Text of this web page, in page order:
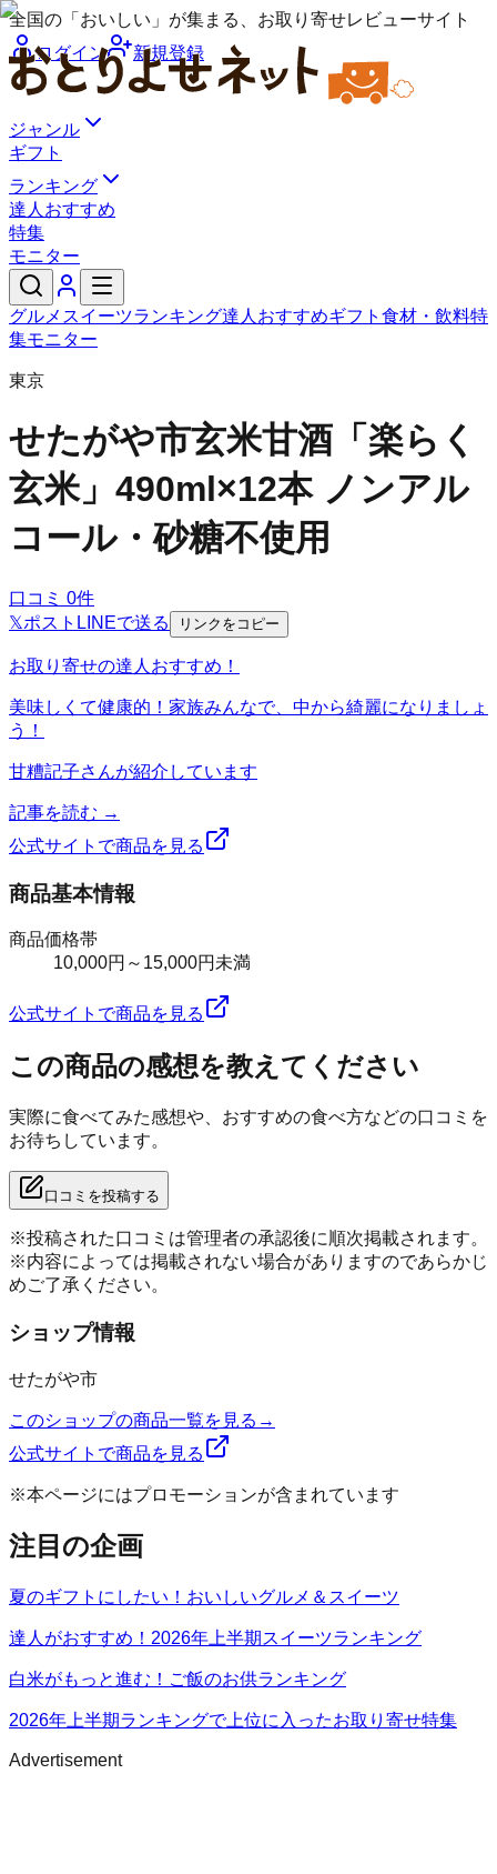
全国の「おいしい」が集まる、お取り寄せレビューサイト
ログイン
新規登録
ジャンル
ギフト
ランキング
達人おすすめ
特集
モニター
グルメ スイーツランキング達人おすすめギフト 食材・飲料特
集モニター
東京
せたがや市玄米甘酒「楽らく
玄米」490ml×12本 ノンアル
コール・砂糖不使用
口コミ 0件
𝕏ポスト LINEで送る リンクをコピー
お取り寄せの達人おすすめ！
美味しくて健康的！家族みんなで、中から綺麗になりましょ
う！
甘糟記子さんが紹介しています
記事を読む →
公式サイトで商品を見る
商品基本情報
商品価格帯
10,000円～15,000円未満
公式サイトで商品を見る
この商品の感想を教えてください
実際に食べてみた感想や、おすすめの食べ方などの口コミを
お待ちしています。
口コミを投稿する
※投稿された口コミは管理者の承認後に順次掲載されます。
※内容によっては掲載されない場合がありますのであらかじ
めご了承ください。
ショップ情報
せたがや市
このショップの商品一覧を見る →
公式サイトで商品を見る
※本ページにはプロモーションが含まれています
注目の企画
夏のギフトにしたい！おいしいグルメ＆スイーツ
達人がおすすめ！2026年上半期スイーツランキング
白米がもっと進む！ご飯のお供ランキング
2026年上半期ランキングで上位に入ったお取り寄せ特集
Advertisement